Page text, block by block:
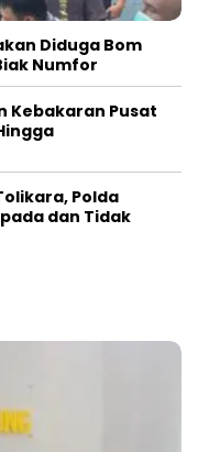
Diduga Bom
Numfor
Kebakaran Pusat
Polda
dan Tidak